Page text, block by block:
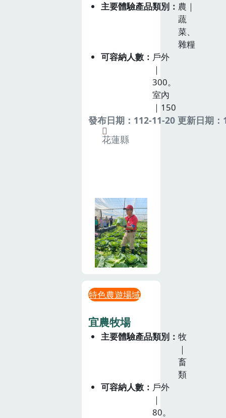
主要體驗產品類別
農｜
蔬
菜、
雜糧
可容納人數
戶外
｜
300。
室內
｜150
發布日期：112-11-20 更新日期
花蓮縣
特色農遊場域
宜農牧場
主要體驗產品類別
牧
｜
畜
類
可容納人數
戶外
｜
80。